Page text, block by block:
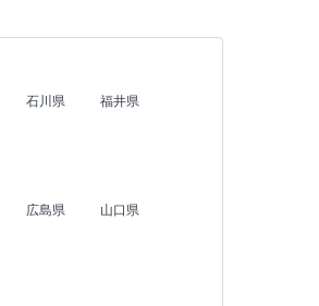
石川県 福井県
広島県 山口県